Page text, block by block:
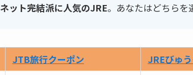
ネット完結派に人気のJRE。あなたはどちらを
JTB旅行クーポン
JREびゅ